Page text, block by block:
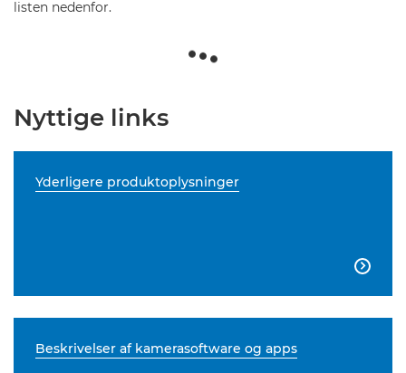
listen nedenfor.
Nyttige links
Yderligere produktoplysninger

Beskrivelser af kamerasoftware og apps